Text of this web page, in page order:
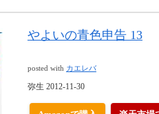
やよいの青色申告 13
posted with カエレバ
弥生 2012-11-30